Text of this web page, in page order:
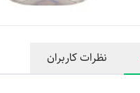
نظرات کاربران